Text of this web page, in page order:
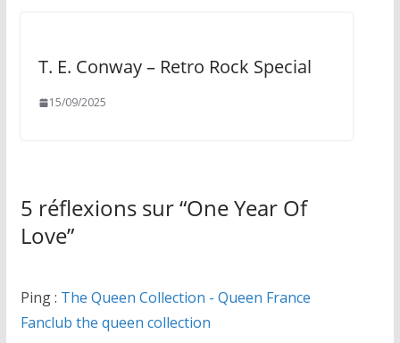
T. E. Conway ‎– Retro Rock Special
15/09/2025
5 réflexions sur “One Year Of
Love”
Ping : The Queen Collection - Queen France
Fanclub the queen collection